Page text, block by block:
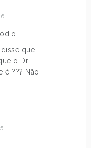
que
o Dr.
é ??? Não